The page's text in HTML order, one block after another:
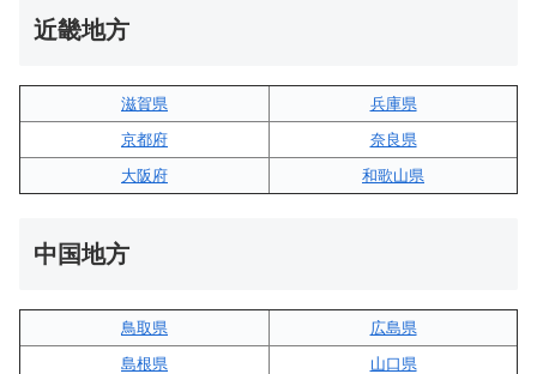
近畿地方
滋賀県
兵庫県
京都府
奈良県
大阪府
和歌山県
中国地方
鳥取県
広島県
島根県
山口県